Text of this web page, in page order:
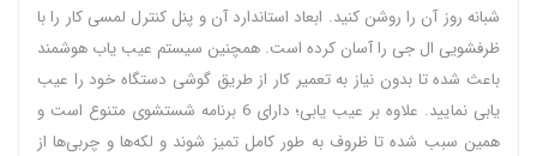
شبانه روز آن را روشن کنید. ابعاد استاندارد آن و پنل کنترل لمسی کار را با
ظرفشویی ال جی را آسان کرده است. همچنین سیستم عیب یاب هوشمند
باعث شده تا بدون نیاز به تعمیر کار از طریق گوشی دستگاه خود را عیب
یابی نمایید. علاوه بر عیب یابی؛ دارای 6 برنامه شستشوی متنوع است و
همین سبب شده تا ظروف به طور کامل تمیز شوند و لکه‌ها و چربی‌ها از